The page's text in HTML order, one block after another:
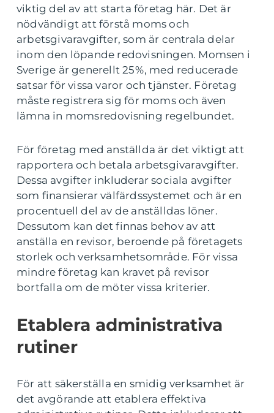
viktig del av att starta företag här. Det är
nödvändigt att förstå moms och
arbetsgivaravgifter, som är centrala delar
inom den löpande redovisningen. Momsen i
Sverige är generellt 25%, med reducerade
satsar för vissa varor och tjänster. Företag
måste registrera sig för moms och även
lämna in momsredovisning regelbundet.
För företag med anställda är det viktigt att
rapportera och betala arbetsgivaravgifter.
Dessa avgifter inkluderar sociala avgifter
som finansierar välfärdssystemet och är en
procentuell del av de anställdas löner.
Dessutom kan det finnas behov av att
anställa en revisor, beroende på företagets
storlek och verksamhetsområde. För vissa
mindre företag kan kravet på revisor
bortfalla om de möter vissa kriterier.
Etablera administrativa
rutiner
För att säkerställa en smidig verksamhet är
det avgörande att etablera effektiva